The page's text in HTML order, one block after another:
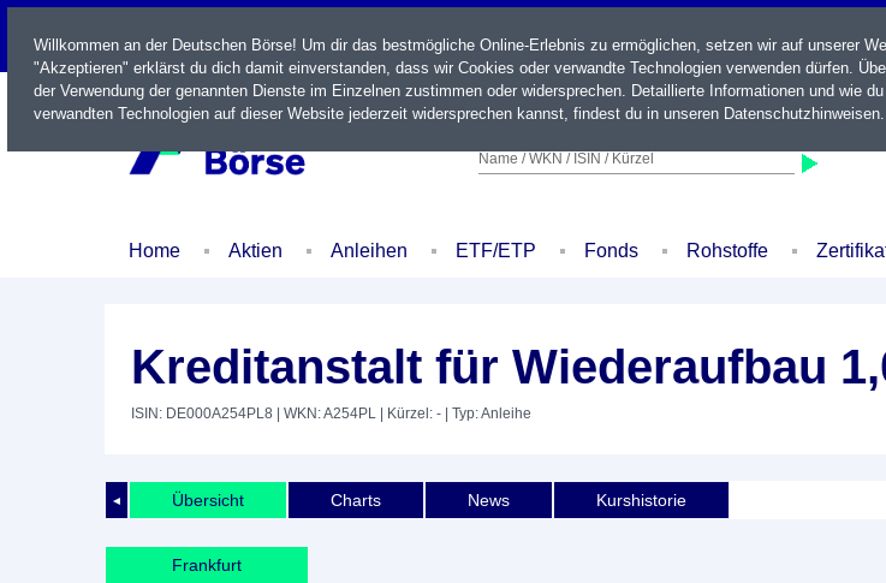
LIVE
Name / WKN / ISIN / Kürzel
Home Aktien Anleihen ETF/ETP Fonds Rohstoffe
Kreditanstalt für Wiederaufbau
ISIN: DE000A254PL8 | WKN: A254PL | Kürzel: - | Typ: Anleihe
◄ Übersicht Charts News Kurshistorie
Frankfurt
Willkommen an der Deutschen Börse! Um dir das bestmögliche Online-Erlebnis zu ermöglichen, setzen wir auf unserer
"Akzeptieren" erklärst du dich damit einverstanden, dass wir Cookies oder verwandte Technologien verwenden dürfen.
der Verwendung der genannten Dienste im Einzelnen zustimmen oder widersprechen. Detaillierte Informationen und wie
verwandten Technologien auf dieser Website jederzeit widersprechen kannst, findest du in unseren Datenschutzhinweisen.